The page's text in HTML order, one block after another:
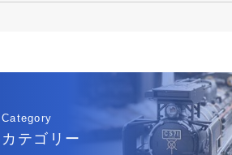
Category
カテゴリー